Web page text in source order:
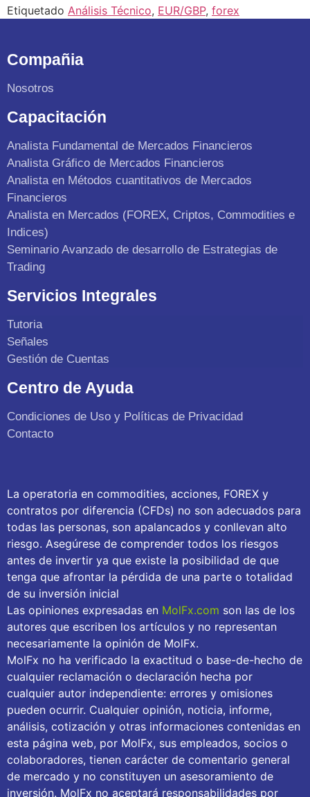
Etiquetado Análisis Técnico, EUR/GBP, forex
Compañia
Nosotros
Capacitación
Analista Fundamental de Mercados Financieros
Analista Gráfico de Mercados Financieros
Analista en Métodos cuantitativos de Mercados
Financieros
Analista en Mercados (FOREX, Criptos, Commodities e
Indices)
Seminario Avanzado de desarrollo de Estrategias de
Trading
Servicios Integrales
Tutoria
Señales
Gestión de Cuentas
Centro de Ayuda
Condiciones de Uso y Políticas de Privacidad
Contacto
La operatoria en commodities, acciones, FOREX y
contratos por diferencia (CFDs) no son adecuados para
todas las personas, son apalancados y conllevan alto
riesgo. Asegúrese de comprender todos los riesgos
antes de invertir ya que existe la posibilidad de que
tenga que afrontar la pérdida de una parte o totalidad
de su inversión inicial
Las opiniones expresadas en MolFx.com son las de los
autores que escriben los artículos y no representan
necesariamente la opinión de MolFx.
MolFx no ha verificado la exactitud o base-de-hecho de
cualquier reclamación o declaración hecha por
cualquier autor independiente: errores y omisiones
pueden ocurrir. Cualquier opinión, noticia, informe,
análisis, cotización y otras informaciones contenidas en
esta página web, por MolFx, sus empleados, socios o
colaboradores, tienen carácter de comentario general
de mercado y no constituyen un asesoramiento de
inversión. MolFx no aceptará responsabilidades por